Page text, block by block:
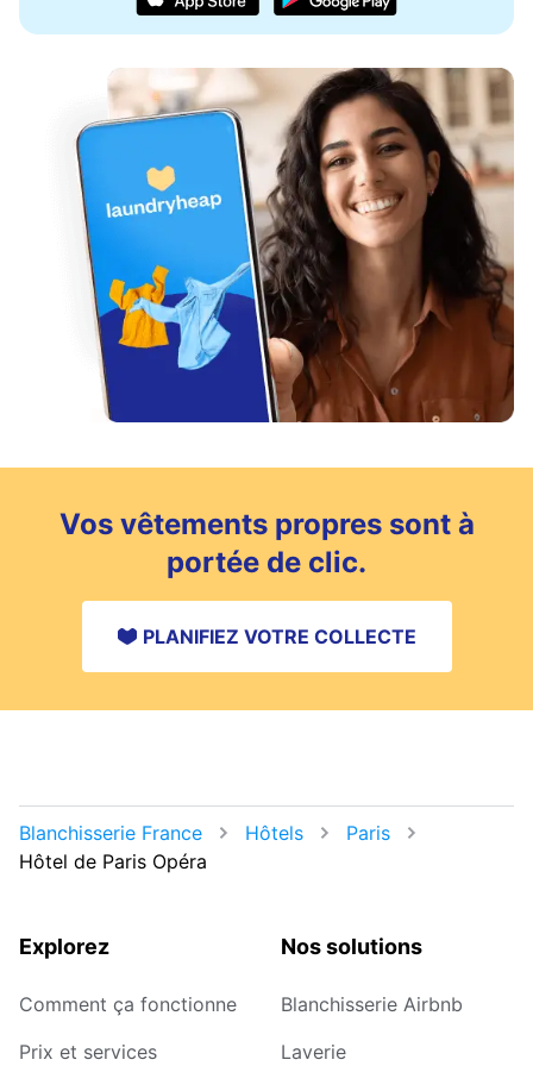
Vos vêtements propres sont à
portée de clic.
PLANIFIEZ VOTRE COLLECTE
Blanchisserie France Hôtels
Paris
Hôtel de Paris Opéra
Explorez
Comment ça fonctionne
Prix et services
Nos solutions
Blanchisserie Airbnb
Laverie